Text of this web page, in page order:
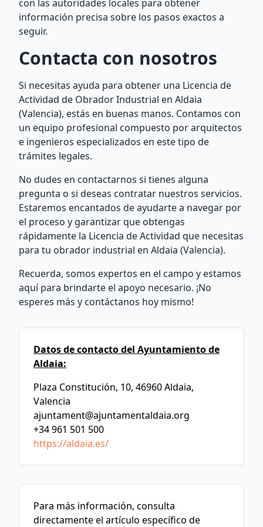
con las autoridades locales para obtener
información precisa sobre los pasos exactos a
seguir.
Contacta con nosotros
Si necesitas ayuda para obtener una Licencia de
Actividad de Obrador Industrial en Aldaia
(Valencia), estás en buenas manos. Contamos con
un equipo profesional compuesto por arquitectos
e ingenieros especializados en este tipo de
trámites legales.
No dudes en contactarnos si tienes alguna
pregunta o si deseas contratar nuestros servicios.
Estaremos encantados de ayudarte a navegar por
el proceso y garantizar que obtengas
rápidamente la Licencia de Actividad que necesitas
para tu obrador industrial en Aldaia (Valencia).
Recuerda, somos expertos en el campo y estamos
aquí para brindarte el apoyo necesario. ¡No
esperes más y contáctanos hoy mismo!
Datos de contacto del Ayuntamiento de
Aldaia:
Plaza Constitución, 10, 46960 Aldaia,
Valencia
ajuntament@ajuntamentaldaia.org
+34 961 501 500
https://aldaia.es/
Para más información, consulta
directamente el artículo específico de